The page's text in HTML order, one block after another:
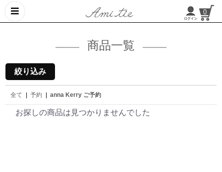
0
商品一覧
絞り込み
全て 予約 anna Kerry ご予約
お探しの商品は見つかりませんでした